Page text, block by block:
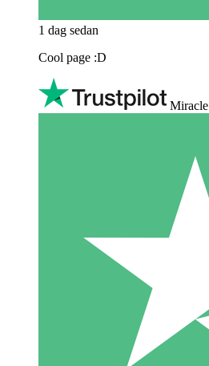
1 dag sedan
Cool page :D
Miracle